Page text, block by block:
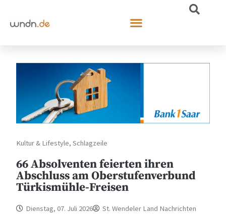
Kultur & Lifestyle,Schlagzeile
66 Absolventen feierten ihren
Abschluss am Oberstufenverbund
Türkismühle-Freisen
Dienstag, 07. Juli 2026 St. Wendeler Land Nachrichten